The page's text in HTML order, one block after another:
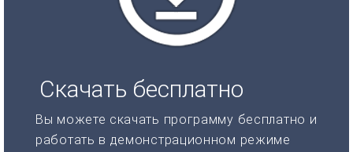
Скачать бесплатно
Вы можете скачать программу бесплатно и
работать в демонстрационном режиме